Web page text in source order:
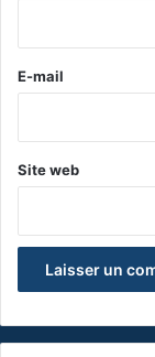
e
E-mail
Site web